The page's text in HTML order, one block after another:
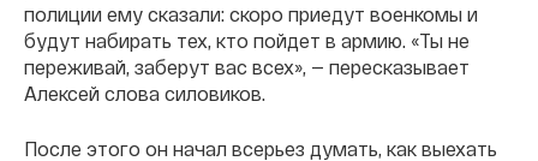
полиции ему сказали: скоро приедут военкомы и
будут набирать тех, кто пойдет в армию. «Ты не
переживай, заберут вас всех», — пересказывает
Алексей слова силовиков.
После этого он начал всерьез думать, как выехать